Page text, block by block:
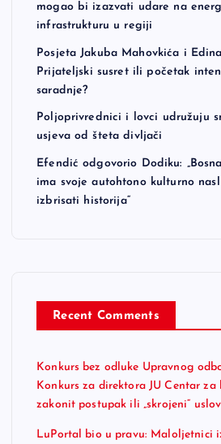
mogao bi izazvati udare na
infrastrukturu u regiji
Posjeta Jakuba Mahovkića i
Prijateljski susret ili početak
saradnje?
Poljoprivrednici i lovci udružuju
usjeva od šteta divljači
Efendić odgovorio Dodiku:
ima svoje autohtono kulturno
izbrisati historija“
Recent Comments
Konkurs bez odluke Upravnog
Konkurs za direktora JU Centar za
zakonit postupak ili „skrojeni“
LuPortal bio u pravu: Maloljetnici